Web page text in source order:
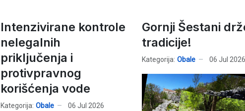
Intenzivirane kontrole
nelegalnih
priključenja i
protivpravnog
korišćenja vode
Kategorija: Obale 06 Jul 2026
Gornji Šestani
tradicije!
Kategorija: Obale 06 Jul 2026